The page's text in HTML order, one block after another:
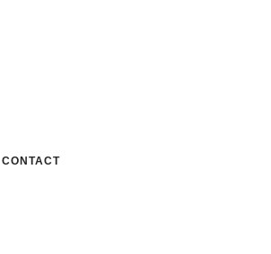
CONTACT